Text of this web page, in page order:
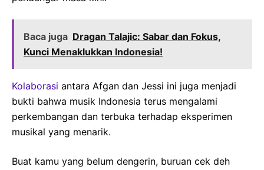
Baca juga Dragan Talajic: Sabar dan Fokus,
Kunci Menaklukkan Indonesia!
Kolaborasi antara Afgan dan Jessi ini juga menjadi
bukti bahwa musik Indonesia terus mengalami
perkembangan dan terbuka terhadap eksperimen
musikal yang menarik.
Buat kamu yang belum dengerin, buruan cek deh